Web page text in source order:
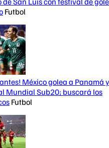
Futbol
México golea a Panamá
Mundial Sub20; buscará los
Futbol